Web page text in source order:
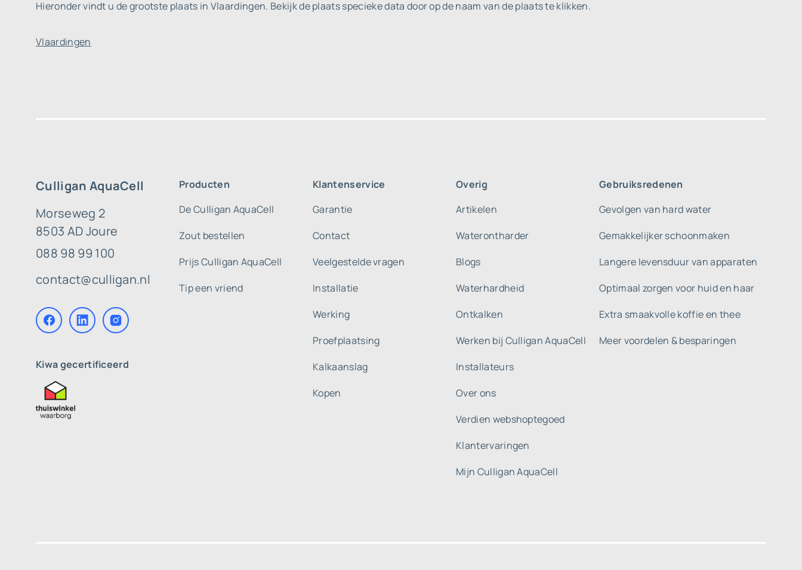
Hieronder vindt u de grootste plaats in Vlaardingen. Bekijk de plaats specieke data door op de naam van de plaats te klikken.
Vlaardingen
Culligan AquaCell
Morseweg 2
8503 AD Joure
088 98 99 100
contact@culligan.nl
Kiwa gecertificeerd
Producten
De Culligan AquaCell
Zout bestellen
Prijs Culligan AquaCell
Tip een vriend
Klantenservice
Garantie
Contact
Veelgestelde vragen
Installatie
Werking
Proefplaatsing
Kalkaanslag
Kopen
Overig
Artikelen
Waterontharder
Blogs
Waterhardheid
Ontkalken
Werken bij Culligan AquaCell
Installateurs
Over ons
Verdien webshoptegoed
Klantervaringen
Mijn Culligan AquaCell
Gebruiksredenen
Gevolgen van hard water
Gemakkelijker schoonmaken
Langere levensduur van apparaten
Optimaal zorgen voor huid en haar
Extra smaakvolle koffie en thee
Meer voordelen & besparingen